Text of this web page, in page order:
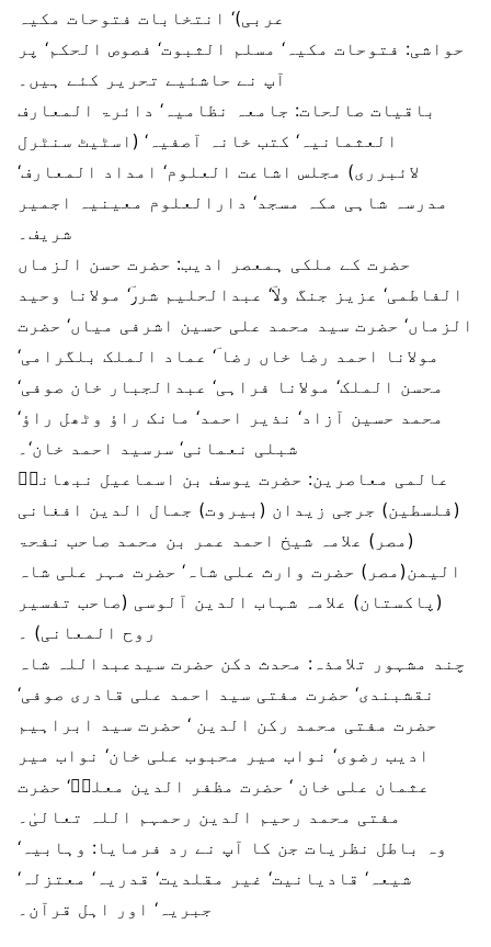
عربی)‘ انتخابات فتوحات مکیہ
حواشی: فتوحات مکیہ‘ مسلم الثبوت‘ فصوص الحکم‘ پر
آپ نے حاشئیے تحریر کئے ہیں۔
باقیات صالحات: جامعہ نظامیہ‘ دائرۃ المعارف
العثمانیہ‘ کتب خانہ آصفیہ‘ (اسٹیٹ سنٹرل
لائبرری) مجلس اشاعت العلوم‘ امداد المعارف‘
مدرسہ شاہی مکہ مسجد‘ دارالعلوم معینیہ اجمیر
شریف۔
حضرت کے ملکی ہمعصر ادیب: حضرت حسن الزماں
الفاطمی‘ عزیز جنگ ولاؔ‘ عبدالحلیم شررؔ‘ مولانا وحید
الزماں‘ حضرت سید محمد علی حسین اشرفی میاں‘ حضرت
مولانا احمد رضا خاں رضا ؔ‘ عماد الملک بلگرامی‘
محسن الملک‘ مولانا فراہی‘ عبدالجبار خان صوفی‘
محمد حسین آزاد‘ نذیر احمد‘ مانک راؤ وٹھل راؤ‘
شبلی نعمانی‘ سرسید احمد خان‘۔
عالمی معاصرین: حضرت یوسف بن اسماعیل نبھانیؒ
(فلسطین) جرجی زیدان (بیروت) جمال الدین افغانی
(مصر) علامہ شیخ احمد عمر بن محمد صاحب نفحۃ
الیمن(مصر) حضرت وارث علی شاہ‘ حضرت مہر علی شاہ
(پاکستان) علامہ شہاب الدین آلوسی (صاحب تفسیر
روح المعانی) ۔
چند مشہور تلامذہ: محدث دکن حضرت سیدعبداللہ شاہ
نقشبندی‘ حضرت مفتی سید احمد علی قادری صوفی‘
حضرت مفتی محمد رکن الدین ‘ حضرت سید ابراہیم
ادیب رضوی‘ نواب میر محبوب علی خان‘ نواب میر
عثمان علی خان ‘ حضرت مظفر الدین معلیؔ‘ حضرت
مفتی محمد رحیم الدین رحمہم اللہ تعالیٰ۔
وہ باطل نظریات جن کا آپ نے رد فرمایا: وہابیہ‘
شیعہ‘ قادیانیت‘ غیر مقلدیت‘ قدریہ‘ معتزلہ‘
جبریہ‘ اور اہل قرآن۔